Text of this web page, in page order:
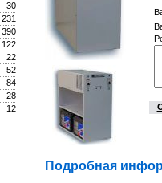
30
231
390
122
22
52
84
28
12
Подробная